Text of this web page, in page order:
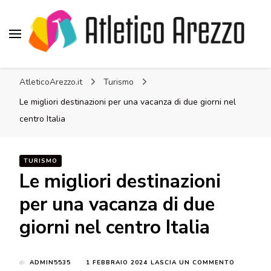
AtleticoArezzo.it
Turismo
Le migliori destinazioni per una vacanza di due giorni nel
centro Italia
TURISMO
Le migliori destinazioni
per una vacanza di due
giorni nel centro Italia
di ADMIN5535 1 FEBBRAIO 2024 LASCIA UN COMMENTO